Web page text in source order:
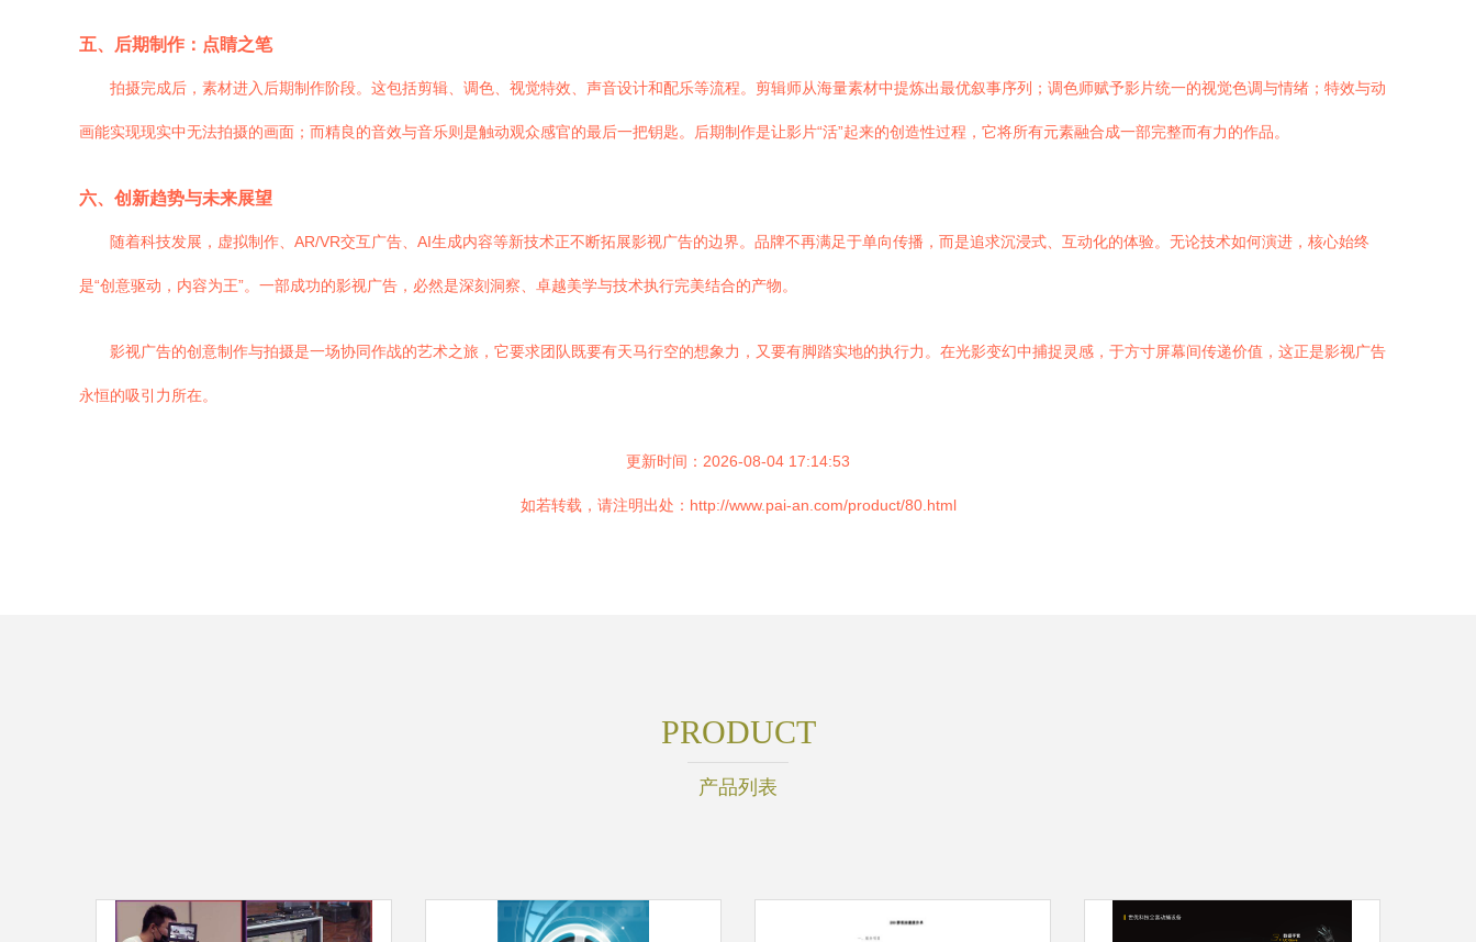
五、后期制作：点睛之笔
拍摄完成后，素材进入后期制作阶段。这包括剪辑、调色、视觉特效、声音设计和配乐等流程。剪辑师从海量素材中提炼出最优叙事序列；调色师赋予影片统一的视觉色调与情绪；特效与动
画能实现现实中无法拍摄的画面；而精良的音效与音乐则是触动观众感官的最后一把钥匙。后期制作是让影片“活”起来的创造性过程，它将所有元素融合成一部完整而有力的作品。
六、创新趋势与未来展望
随着科技发展，虚拟制作、AR/VR交互广告、AI生成内容等新技术正不断拓展影视广告的边界。品牌不再满足于单向传播，而是追求沉浸式、互动化的体验。无论技术如何演进，核心始终
是“创意驱动，内容为王”。一部成功的影视广告，必然是深刻洞察、卓越美学与技术执行完美结合的产物。
影视广告的创意制作与拍摄是一场协同作战的艺术之旅，它要求团队既要有天马行空的想象力，又要有脚踏实地的执行力。在光影变幻中捕捉灵感，于方寸屏幕间传递价值，这正是影视广告
永恒的吸引力所在。
更新时间：2026-08-04 17:14:53
如若转载，请注明出处：http://www.pai-an.com/product/80.html
PRODUCT
产品列表